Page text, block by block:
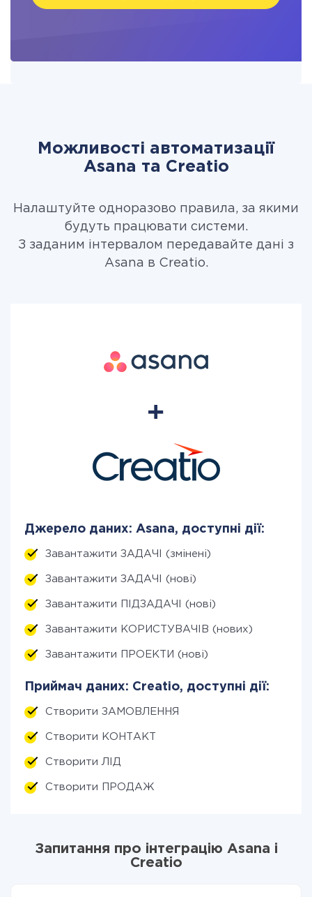
Можливості автоматизації
Asana та Creatio
Налаштуйте одноразово правила, за якими
будуть працювати системи.
З заданим інтервалом передавайте дані з
Asana в Creatio.
Джерело даних: Asana, доступні дії:
Завантажити ЗАДАЧІ (змінені)
Завантажити ЗАДАЧІ (нові)
Завантажити ПІДЗАДАЧІ (нові)
Завантажити КОРИСТУВАЧІВ (нових)
Завантажити ПРОЕКТИ (нові)
Приймач даних: Creatio, доступні дії:
Створити ЗАМОВЛЕННЯ
Створити КОНТАКТ
Створити ЛІД
Створити ПРОДАЖ
Запитання про інтеграцію Asana і
Creatio